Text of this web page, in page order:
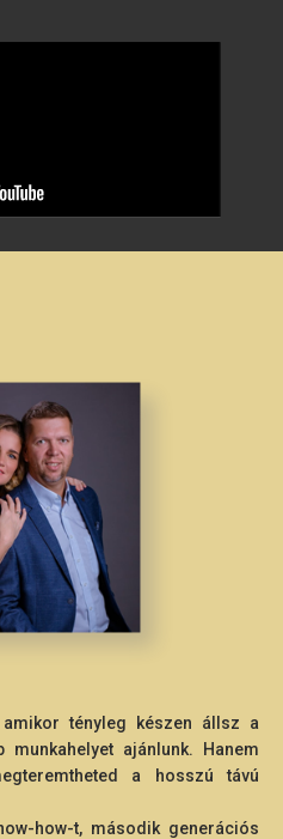
tényleg készen állsz a
ajánlunk. Hanem
a hosszú távú
how-t, második generációs